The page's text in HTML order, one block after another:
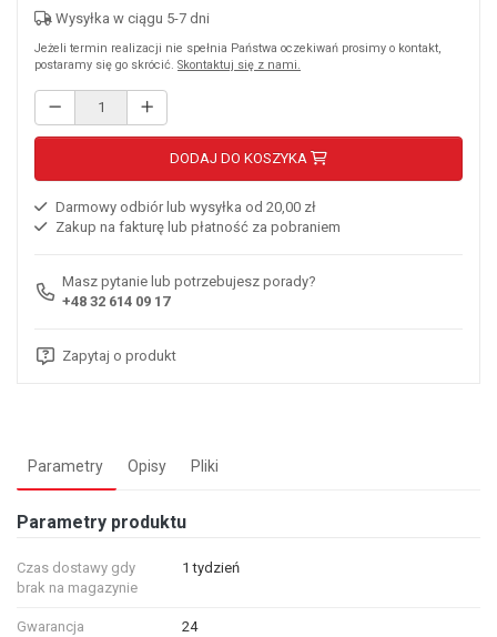
Wysyłka w ciągu 5-7 dni
Jeżeli termin realizacji nie spełnia Państwa oczekiwań prosimy o kontakt,
postaramy się go skrócić. Skontaktuj się z nami.
DODAJ DO KOSZYKA
Darmowy odbiór lub wysyłka od 20,00 zł
Zakup na fakturę lub płatność za pobraniem
Masz pytanie lub potrzebujesz porady?
+48 32 614 09 17
Zapytaj o produkt
Parametry Opisy Pliki
Parametry produktu
Czas dostawy gdy
brak na magazynie
1 tydzień
Gwarancja 24